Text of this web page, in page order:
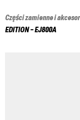
Części zamienne i
EDITION - EJ800A